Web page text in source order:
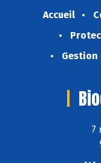
Accueil
Gestion
7